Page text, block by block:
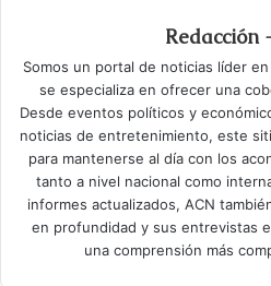
Redacción
Somos un portal de noticias líder
se especializa en ofrecer una
Desde eventos políticos y
noticias de entretenimiento, este
para mantenerse al día con los
tanto a nivel nacional como
informes actualizados, ACN
en profundidad y sus entrevistas
una comprensión más